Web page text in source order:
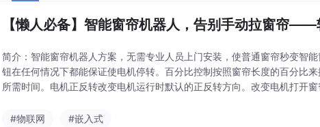
【懒人必备】智能窗帘机器人，告别手动拉窗帘
简介：智能窗帘机器人方案，无需专业人员上门安装，使普通窗帘秒变智
钮在任何情况下都能保证使电机停转。百分比控制按照窗帘长度的百分比
所需时间。电机正反转改变电机运行时默认的正反转方向。改变电机打开
#物联网
#嵌入式